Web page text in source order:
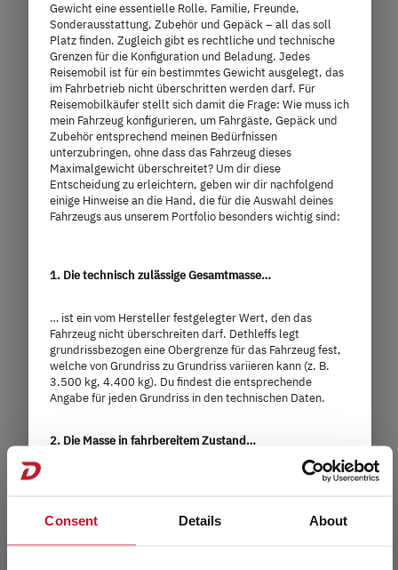
Consent Details About
T 7055 EBL
a)
7,35 m
Länge
3.500 kg
Technisch zulässige Gesamtmasse
Modell auswählen
Gewicht eine essentielle Rolle. Familie, Freunde,
Sonderausstattung, Zubehör und Gepäck – all das soll
Platz finden. Zugleich gibt es rechtliche und technische
Grenzen für die Konfiguration und Beladung. Jedes
Reisemobil ist für ein bestimmtes Gewicht ausgelegt, das
im Fahrbetrieb nicht überschritten werden darf. Für
Reisemobilkäufer stellt sich damit die Frage: Wie muss ich
mein Fahrzeug konfigurieren, um Fahrgäste, Gepäck und
Zubehör entsprechend meinen Bedürfnissen
unterzubringen, ohne dass das Fahrzeug dieses
Maximalgewicht überschreitet? Um dir diese
Entscheidung zu erleichtern, geben wir dir nachfolgend
einige Hinweise an die Hand, die für die Auswahl deines
Fahrzeugs aus unserem Portfolio besonders wichtig sind:
1. Die technisch zulässige Gesamtmasse…
… ist ein vom Hersteller festgelegter Wert, den das
Fahrzeug nicht überschreiten darf. Dethleffs legt
grundrissbezogen eine Obergrenze für das Fahrzeug fest,
welche von Grundriss zu Grundriss variieren kann (z. B.
3.500 kg, 4.400 kg). Du findest die entsprechende
Angabe für jeden Grundriss in den technischen Daten.
2. Die Masse in fahrbereitem Zustand…
… besteht – vereinfacht gesagt – aus dem Grundfahrzeug
kg für den Fahrer. Es ist rechtlich zulässig und möglich,
von dem in den Verkaufsunterlagen angegebenem